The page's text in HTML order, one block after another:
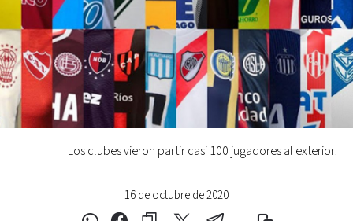
16 de octubre de 2020
Los clubes vieron partir casi 100 jugadores al exterior.